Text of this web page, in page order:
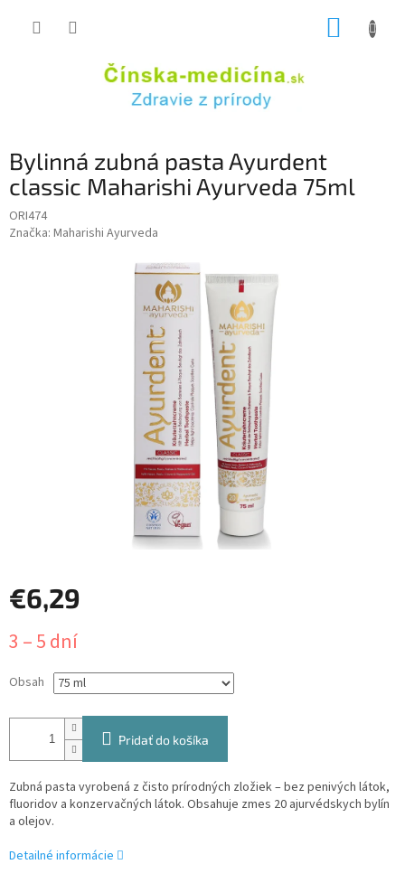
Bylinná zubná pasta Ayurdent
classic Maharishi Ayurveda 75ml
ORI474
Značka: Maharishi Ayurveda
€6,29
cena:
3 – 5 dní
Obsah
Pridať do košíka
Zubná pasta vyrobená z čisto prírodných zložiek – bez penivých látok,
fluoridov a konzervačných látok. Obsahuje zmes 20 ajurvédskych bylín
a olejov.
Detailné informácie